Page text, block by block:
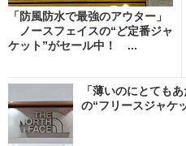
「防風防水で最強のアウター」
ノースフェイスの“ど定番ジャ
ケット”がセール中！ ...
「薄いのにとても
の“フリースジャケ